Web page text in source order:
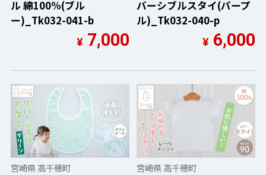
ル 綿100%(ブル
ー)_Tk032-041-b
¥7,000
バーシブルスタイ(パープ
ル)_Tk032-040-p
¥6,000
宮崎県 高千穂町 宮崎県 高千穂町